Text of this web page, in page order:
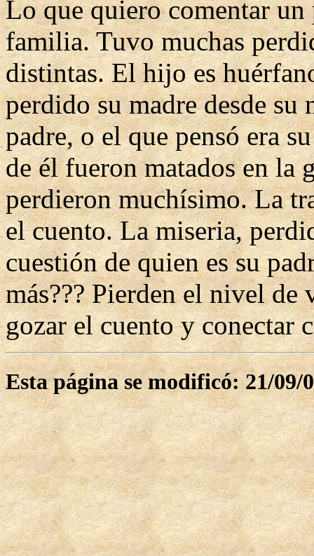
Lo que quiero comentar un
familia. Tuvo muchas
distintas. El hijo es
perdido su madre desde
padre, o el que pensó era
de él fueron matados en la
perdieron muchísimo. La
el cuento. La miseria,
cuestión de quien es su
más??? Pierden el nivel de
gozar el cuento y conectar
Esta página se modificó: 21/09/